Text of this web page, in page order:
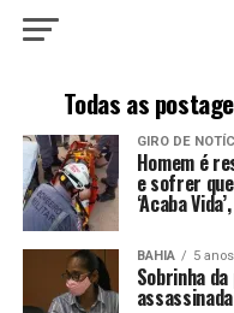
Todas as
GIRO DE
Homem é
e sofrer
‘Acaba
BAHIA 5
Sobrinha